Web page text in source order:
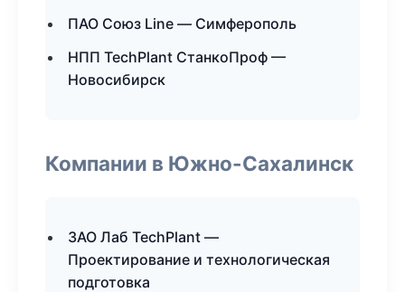
ПАО Союз Line — Симферополь
НПП TechPlant СтанкоПроф —
Новосибирск
Компании в Южно-Сахалинск
ЗАО Лаб TechPlant —
Проектирование и технологическая
подготовка